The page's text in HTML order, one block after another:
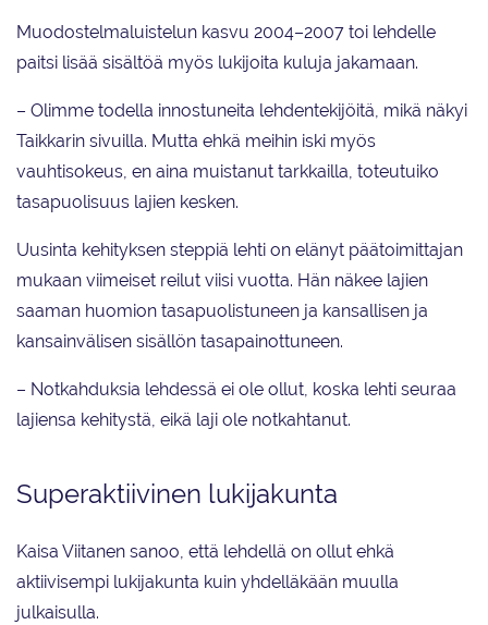
Muodostelmaluistelun kasvu 2004–2007 toi lehdelle
paitsi lisää sisältöä myös lukijoita kuluja jakamaan.
– Olimme todella innostuneita lehdentekijöitä, mikä näkyi
Taikkarin sivuilla. Mutta ehkä meihin iski myös
vauhtisokeus, en aina muistanut tarkkailla, toteutuiko
tasapuolisuus lajien kesken.
Uusinta kehityksen steppiä lehti on elänyt päätoimittajan
mukaan viimeiset reilut viisi vuotta. Hän näkee lajien
saaman huomion tasapuolistuneen ja kansallisen ja
kansainvälisen sisällön tasapainottuneen.
– Notkahduksia lehdessä ei ole ollut, koska lehti seuraa
lajiensa kehitystä, eikä laji ole notkahtanut.
Superaktiivinen lukijakunta
Kaisa Viitanen sanoo, että lehdellä on ollut ehkä
aktiivisempi lukijakunta kuin yhdelläkään muulla
julkaisulla.